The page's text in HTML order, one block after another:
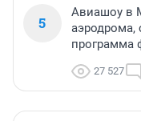
5
Авиашоу в
аэродрома,
программа
27 527